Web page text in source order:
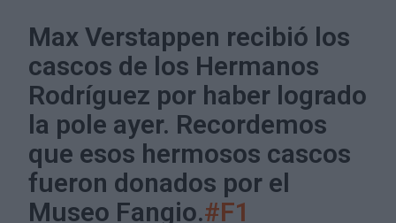
Max Verstappen recibió los
cascos de los Hermanos
Rodríguez por haber logrado
la pole ayer. Recordemos
que esos hermosos cascos
fueron donados por el
Museo Fangio.#F1